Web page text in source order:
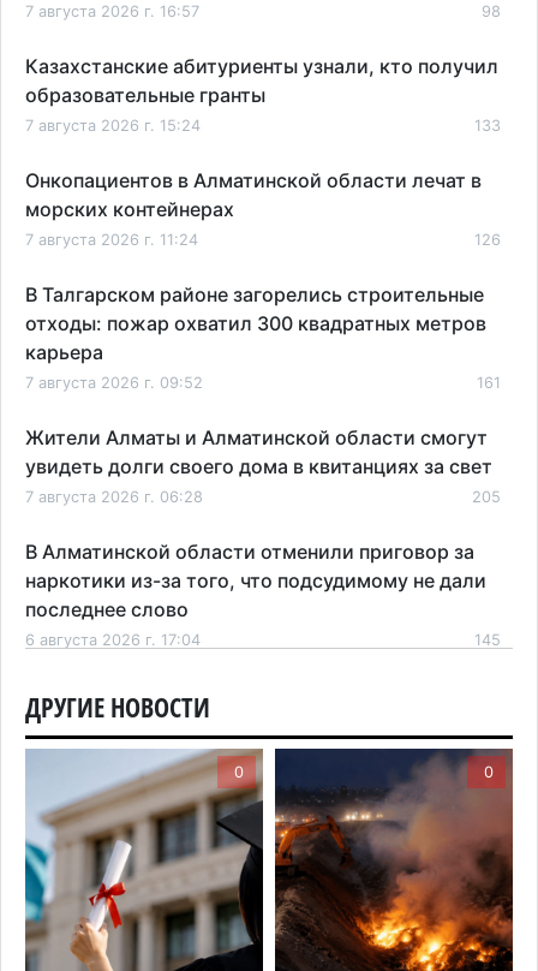
7 августа 2026 г. 16:57 98
Казахстанские абитуриенты узнали, кто получил
образовательные гранты
7 августа 2026 г. 15:24 133
Онкопациентов в Алматинской области лечат в
морских контейнерах
7 августа 2026 г. 11:24 126
В Талгарском районе загорелись строительные
отходы: пожар охватил 300 квадратных метров
карьера
7 августа 2026 г. 09:52 161
Жители Алматы и Алматинской области смогут
увидеть долги своего дома в квитанциях за свет
7 августа 2026 г. 06:28 205
В Алматинской области отменили приговор за
наркотики из-за того, что подсудимому не дали
последнее слово
6 августа 2026 г. 17:04 145
Проезд по БАКАД резко подорожал: в
Алматинской области начали действовать новые
тарифы
6 августа 2026 г. 14:36 195
Сильнейшие дзюдоисты мира приехали на
сборы в Алматинскую область
6 августа 2026 г. 12:12 155
Первый раз с ИИ в первый класс: казахстанских
ДРУГИЕ НОВОСТИ
0 0